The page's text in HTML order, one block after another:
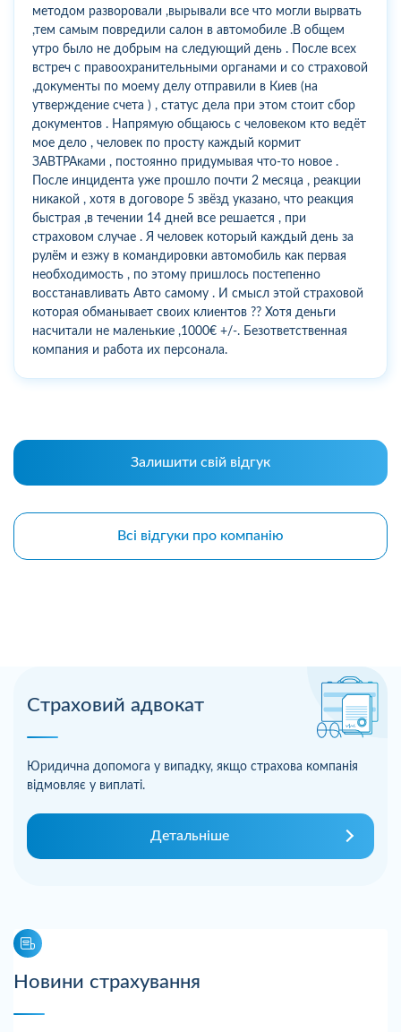
Страховий адвокат
Юридична допомога у випадку, якщо страхова компанія
відмовляє у виплаті.
Детальніше
Новини страхування
методом разворовали ,вырывали все что могли вырвать
,тем самым повредили салон в автомобиле .В общем
утро было не добрым на следующий день . После всех
встреч с правоохранительными органами и со страховой
,документы по моему делу отправили в Киев (на
утверждение счета ) , статус дела при этом стоит сбор
документов . Напрямую общаюсь с человеком кто ведёт
мое дело , человек по просту каждый кормит
ЗАВТРАками , постоянно придумывая что-то новое .
После инцидента уже прошло почти 2 месяца , реакции
никакой , хотя в договоре 5 звёзд указано, что реакция
быстрая ,в течении 14 дней все решается , при
страховом случае . Я человек который каждый день за
рулём и езжу в командировки автомобиль как первая
необходимость , по этому пришлось постепенно
восстанавливать Авто самому . И смысл этой страховой
которая обманывает своих клиентов ?? Хотя деньги
насчитали не маленькие ,1000€ +/-. Безответственная
компания и работа их персонала.
Залишити свій відгук
Всі відгуки про компанію